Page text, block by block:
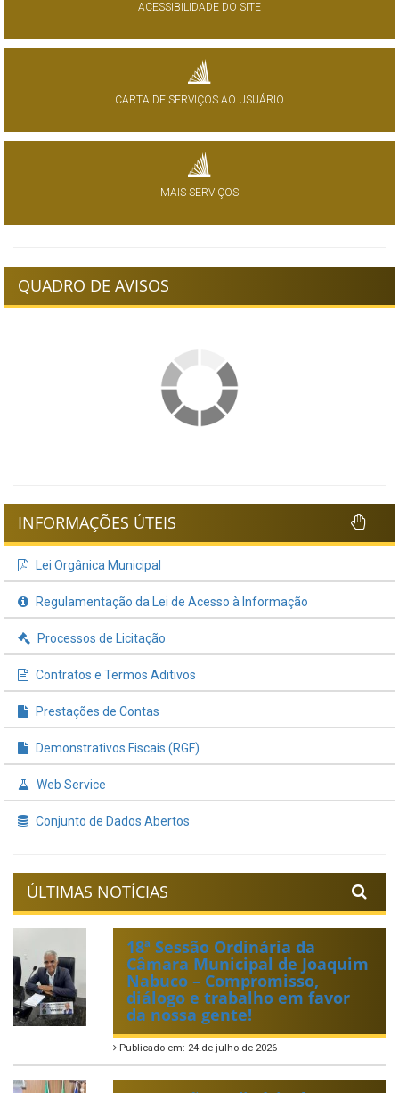
ACESSIBILIDADE DO SITE
CARTA DE SERVIÇOS AO USUÁRIO
MAIS SERVIÇOS
QUADRO DE AVISOS
INFORMAÇÕES ÚTEIS
Lei Orgânica Municipal
Regulamentação da Lei de Acesso à Informação
Processos de Licitação
Contratos e Termos Aditivos
Prestações de Contas
Demonstrativos Fiscais (RGF)
Web Service
Conjunto de Dados Abertos
ÚLTIMAS NOTÍCIAS
18ª Sessão Ordinária da
Câmara Municipal de Joaquim
Nabuco – Compromisso,
diálogo e trabalho em favor
da nossa gente!
Publicado em: 24 de julho de 2026